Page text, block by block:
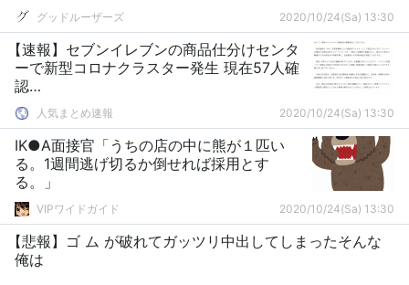
グッドルーザーズ 2020/10/24(Sa) 13:30
【速報】セブンイレブンの商品仕分けセンタ
ーで新型コロナクラスター発生 現在57人確
認…
人気まとめ速報 2020/10/24(Sa) 13:30
IK●A面接官「うちの店の中に熊が１匹い
る。1週間逃げ切るか倒せれば採用とす
る。」
VIPワイドガイド 2020/10/24(Sa) 13:30
【悲報】ゴ ム が破れてガッツリ中出してしまったそんな
俺は